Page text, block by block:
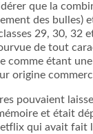
que la
des bulles)
29, 30, 32
de tout
comme étant
origine
pouvaient
et était
qui avait fait